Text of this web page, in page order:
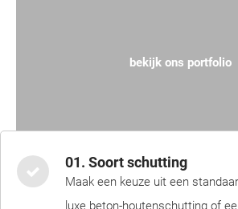
bekijk ons portfolio
01. Soort schutting
Maak een keuze uit een
luxe beton-houtenschutting of